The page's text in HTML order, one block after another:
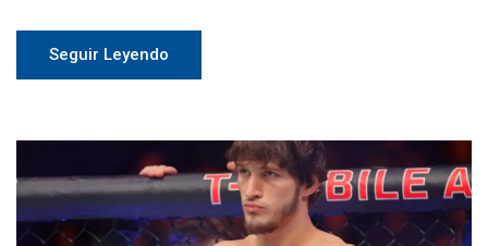
Seguir Leyendo